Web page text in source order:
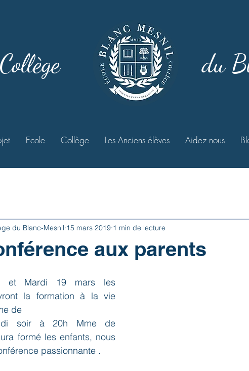
du
Ecole Collège Les Anciens élèves Aidez nous
aux parents
du Blanc-Mesnil 15 mars 2019 1 min de lecture
et Mardi 19 mars les
la formation à la vie
de
soir à 20h Mme de
formé les enfants, nous
passionnante .